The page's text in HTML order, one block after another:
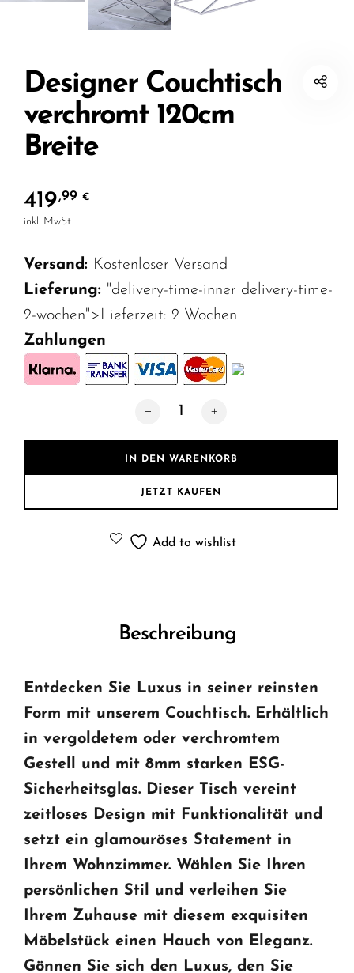
Designer Couchtisch
verchromt 120cm
Breite
419,99 €
inkl. MwSt.
Versand: Kostenloser Versand
Lieferung: "delivery-time-inner delivery-time-
2-wochen">Lieferzeit: 2 Wochen
Zahlungen
Designer Couchtisch verchromt
IN DEN WARENKORB
JETZT KAUFEN
Add to wishlist
Beschreibung
Entdecken Sie Luxus in seiner reinsten
Form mit unserem Couchtisch. Erhältlich
in vergoldetem oder verchromtem
Gestell und mit 8mm starken ESG-
Sicherheitsglas. Dieser Tisch vereint
zeitloses Design mit Funktionalität und
setzt ein glamouröses Statement in
Ihrem Wohnzimmer. Wählen Sie Ihren
persönlichen Stil und verleihen Sie
Ihrem Zuhause mit diesem exquisiten
Möbelstück einen Hauch von Eleganz.
Gönnen Sie sich den Luxus, den Sie